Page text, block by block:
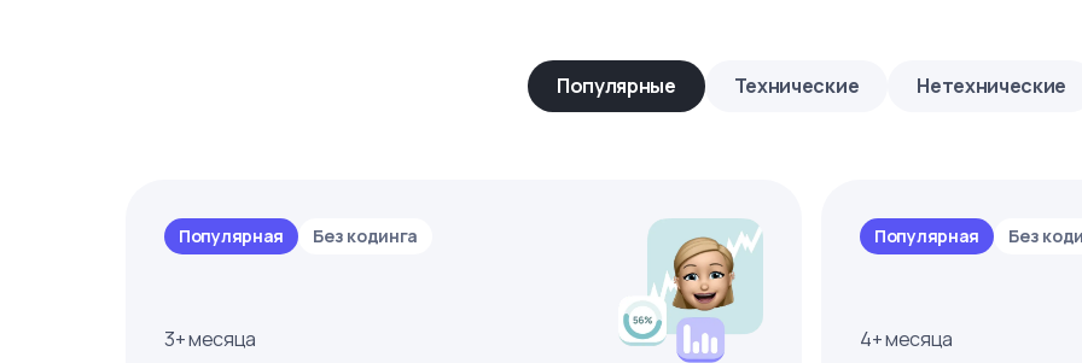
Популярные Технические Нетехнические
Популярная Без кодинга
3+ месяца
Популярная Без
4+ месяца